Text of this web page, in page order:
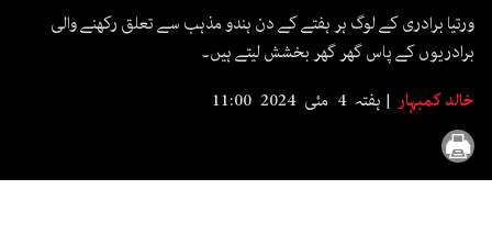
ورتیا برادری کے لوگ ہر ہفتے کے دن ہندو مذہب سے تعلق رکھنے والی
برادریوں کے پاس گھر گھر بخشش لیتے ہیں۔
خالد کمبہار
ہفتہ 4 مئی 2024 11:00